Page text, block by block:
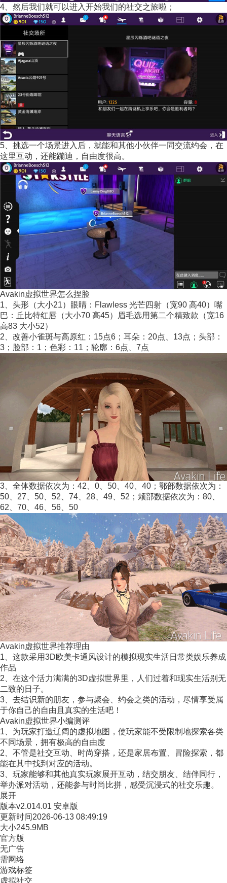
4、然后我们就可以进入开始我们的社交之旅啦；
5、挑选一个场景进入后，就能和其他小伙伴一同交流约会，在
这里互动，还能蹦迪，自由度很高。
Avakin虚拟世界怎么捏脸
1、头形（大小21）眼睛：Flawless 光芒四射（宽90 高40）嘴
巴：丘比特红唇（大小70 高45）眉毛选用第二个精致款（宽16
高83 大小52）
2、改善小雀斑与高原红：15点6；耳朵：20点、13点；头部：
3；脸部：1；色彩：11；轮廓：6点、7点
3、全体数据依次为：42、0、50、40、40；鄂部数据依次为：
50、27、50、52、74、28、49、52；颊部数据依次为：80、
62、70、46、56、50
Avakin虚拟世界推荐理由
1、这款采用3D欧美卡通风设计的模拟现实生活日常类娱乐养成
作品
2、在这个活力满满的3D虚拟世界里，人们过着和现实生活别无
二致的日子。
3、去结识新的朋友，参与聚会、约会之类的活动，尽情享受属
于你自己的自由且真实的生活吧！
Avakin虚拟世界小编测评
1、为玩家打造辽阔的虚拟地图，使玩家能不受限制地探索各类
不同场景，拥有极高的自由度
2、不管是社交互动、时尚穿搭，还是家居布置、冒险探索，都
能在其中找到对应的活动。
3、玩家能够和其他真实玩家展开互动，结交朋友、结伴同行，
举办派对活动，还能参与时尚比拼，感受沉浸式的社交乐趣。
展开
版本v2.014.01 安卓版
更新时间2026-06-13 08:49:19
大小245.9MB
官方版
无广告
需网络
游戏标签
虚拟社交